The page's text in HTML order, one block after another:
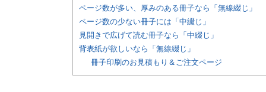
ページ数が多い、厚みのある冊子なら「無線綴じ」
ページ数の少ない冊子には「中綴じ」
見開きで広げて読む冊子なら「中綴じ」
背表紙が欲しいなら「無線綴じ」
冊子印刷のお見積もり＆ご注文ページ